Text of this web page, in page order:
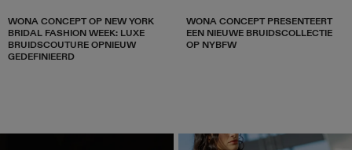
WONA CONCEPT OP NEW YORK
BRIDAL FASHION WEEK: LUXE
BRUIDSCOUTURE OPNIEUW
GEDEFINIEERD
WONA CONCEPT PRESENTEERT
EEN NIEUWE BRUIDSCOLLECTIE
OP NYBFW